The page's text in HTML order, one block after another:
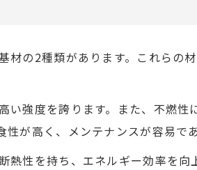
材の2種類があります。これらの
い強度を誇ります。また、不燃
が高く、メンテナンスが容易で
熱性を持ち、エネルギー効率を